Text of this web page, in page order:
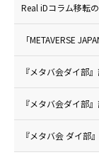
Real iDコラム移転
「METAVERSE
『メタバ会ダイ部
『メタバ会ダイ部
『メタバ会 ダイ部